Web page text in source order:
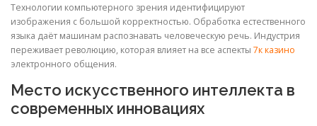
Технологии компьютерного зрения идентифицируют
изображения с большой корректностью. Обработка естественного
языка даёт машинам распознавать человеческую речь. Индустрия
переживает революцию, которая влияет на все аспекты 7к казино
электронного общения.
Место искусственного интеллекта в
современных инновациях